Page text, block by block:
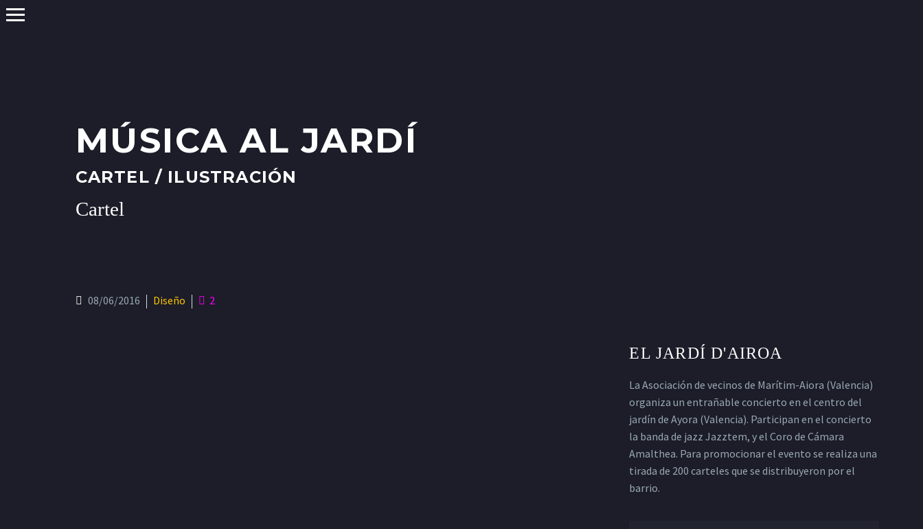
MÚSICA AL JARDÍ
CARTEL / ILUSTRACIÓN
Cartel
08/06/2016 Diseño 2
EL JARDÍ D'AIROA
La Asociación de vecinos de Marítim-Aiora (Valencia)
organiza un entrañable concierto en el centro del
jardín de Ayora (Valencia). Participan en el concierto
la banda de jazz Jazztem, y el Coro de Cámara
Amalthea. Para promocionar el evento se realiza una
tirada de 200 carteles que se distribuyeron por el
barrio.